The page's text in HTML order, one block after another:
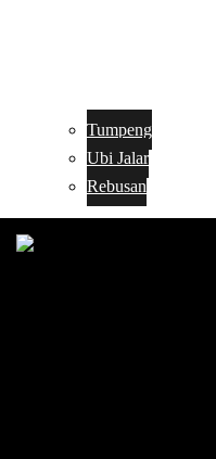
Tumpeng
Ubi Jalar
Rebusan